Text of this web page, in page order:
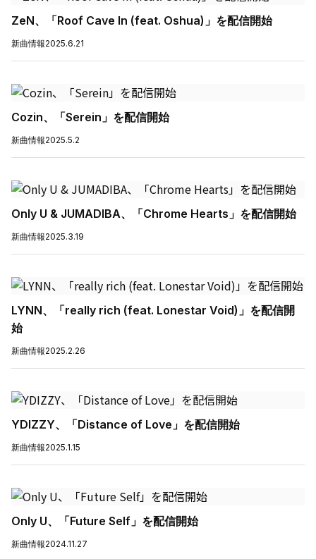
ZeN、「Roof Cave In (feat. Oshua)」を配信開始
新曲情報2025.6.21
Cozin、「Serein」を配信開始
新曲情報2025.5.2
Only U & JUMADIBA、「Chrome Hearts」を配信開始
新曲情報2025.3.19
LYNN、「really rich (feat. Lonestar Void)」を配信開
始
新曲情報2025.2.26
YDIZZY、「Distance of Love」を配信開始
新曲情報2025.1.15
Only U、「Future Self」を配信開始
新曲情報2024.11.27